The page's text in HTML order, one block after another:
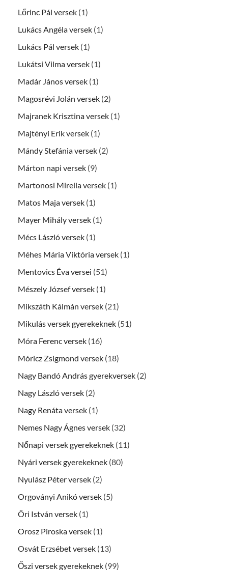
Lőrinc Pál versek (1)
Lukács Angéla versek (1)
Lukács Pál versek (1)
Lukátsi Vilma versek (1)
Madár János versek (1)
Magosrévi Jolán versek (2)
Majranek Krisztina versek (1)
Majtényi Erik versek (1)
Mándy Stefánia versek (2)
Márton napi versek (9)
Martonosi Mirella versek (1)
Matos Maja versek (1)
Mayer Mihály versek (1)
Mécs László versek (1)
Méhes Mária Viktória versek (1)
Mentovics Éva versei (51)
Mészely József versek (1)
Mikszáth Kálmán versek (21)
Mikulás versek gyerekeknek (51)
Móra Ferenc versek (16)
Móricz Zsigmond versek (18)
Nagy Bandó András gyerekversek (2)
Nagy László versek (2)
Nagy Renáta versek (1)
Nemes Nagy Ágnes versek (32)
Nőnapi versek gyerekeknek (11)
Nyári versek gyerekeknek (80)
Nyulász Péter versek (2)
Orgoványi Anikó versek (5)
Öri István versek (1)
Orosz Piroska versek (1)
Osvát Erzsébet versek (13)
Őszi versek gyerekeknek (99)